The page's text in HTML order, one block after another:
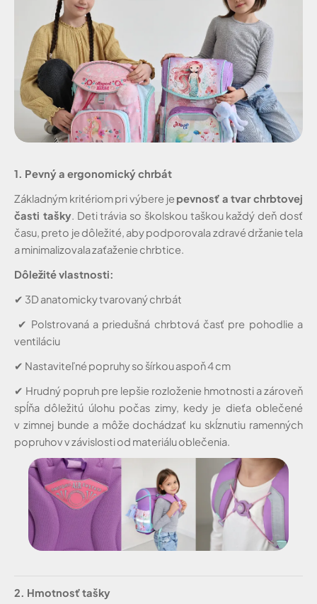
1. Pevný a ergonomický chrbát
Základným kritériom pri výbere je pevnosť a tvar chrbtovej
časti tašky. Deti trávia so školskou taškou každý deň dosť
času, preto je dôležité, aby podporovala zdravé držanie tela
a minimalizovala zaťaženie chrbtice.
Dôležité vlastnosti:
✔ 3D anatomicky tvarovaný chrbát
✔ Polstrovaná a priedušná chrbtová časť pre pohodlie a
ventiláciu
✔ Nastaviteľné popruhy so šírkou aspoň 4 cm
✔ Hrudný popruh pre lepšie rozloženie hmotnosti a zároveň
spĺňa dôležitú úlohu počas zimy, kedy je dieťa oblečené
v zimnej bunde a môže dochádzať ku skĺznutiu ramenných
popruhov v závislosti od materiálu oblečenia.
2. Hmotnosť tašky